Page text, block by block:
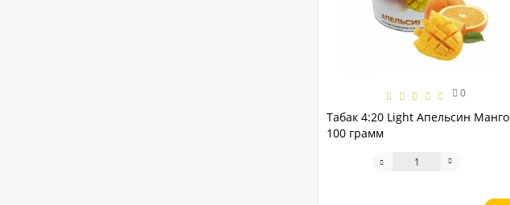
0
Табак 4:20 Light Апельсин Манго
100 грамм